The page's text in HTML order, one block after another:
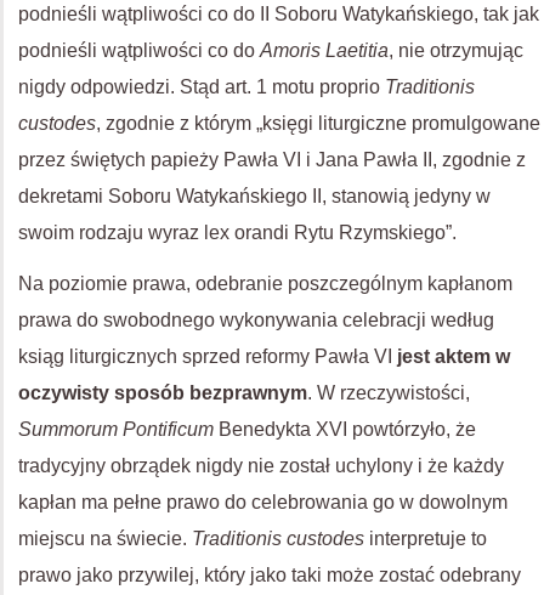
podnieśli wątpliwości co do II Soboru Watykańskiego, tak jak
podnieśli wątpliwości co do Amoris Laetitia, nie otrzymując
nigdy odpowiedzi. Stąd art. 1 motu proprio Traditionis
custodes, zgodnie z którym „księgi liturgiczne promulgowane
przez świętych papieży Pawła VI i Jana Pawła II, zgodnie z
dekretami Soboru Watykańskiego II, stanowią jedyny w
swoim rodzaju wyraz lex orandi Rytu Rzymskiego”.
Na poziomie prawa, odebranie poszczególnym kapłanom
prawa do swobodnego wykonywania celebracji według
ksiąg liturgicznych sprzed reformy Pawła VI jest aktem w
oczywisty sposób bezprawnym. W rzeczywistości,
Summorum Pontificum Benedykta XVI powtórzyło, że
tradycyjny obrządek nigdy nie został uchylony i że każdy
kapłan ma pełne prawo do celebrowania go w dowolnym
miejscu na świecie. Traditionis custodes interpretuje to
prawo jako przywilej, który jako taki może zostać odebrany